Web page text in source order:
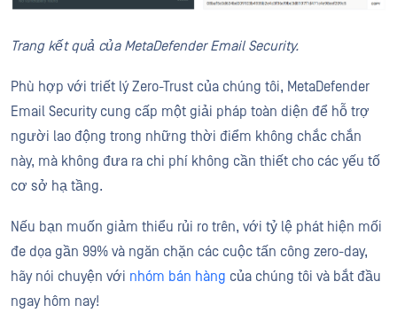
Trang kết quả của MetaDefender Email Security.
Phù hợp với triết lý Zero-Trust của chúng tôi, MetaDefender
Email Security cung cấp một giải pháp toàn diện để hỗ trợ
người lao động trong những thời điểm không chắc chắn
này, mà không đưa ra chi phí không cần thiết cho các yếu tố
cơ sở hạ tầng.
Nếu bạn muốn giảm thiểu rủi ro trên, với tỷ lệ phát hiện mối
đe dọa gần 99% và ngăn chặn các cuộc tấn công zero-day,
hãy nói chuyện với nhóm bán hàng của chúng tôi và bắt đầu
ngay hôm nay!